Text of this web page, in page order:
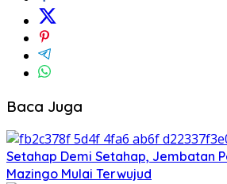
Baca Juga
Setahap Demi Setahap, Jembatan
Mazingo Mulai Terwujud